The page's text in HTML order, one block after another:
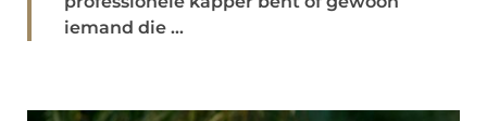
iemand die ...